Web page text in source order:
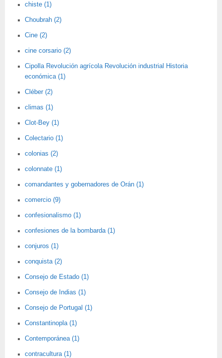
chiste (1)
Choubrah (2)
Cine (2)
cine corsario (2)
Cipolla Revolución agrícola Revolución industrial Historia
económica (1)
Cléber (2)
climas (1)
Clot-Bey (1)
Colectario (1)
colonias (2)
colonnate (1)
comandantes y gobernadores de Orán (1)
comercio (9)
confesionalismo (1)
confesiones de la bombarda (1)
conjuros (1)
conquista (2)
Consejo de Estado (1)
Consejo de Indias (1)
Consejo de Portugal (1)
Constantinopla (1)
Contemporánea (1)
contracultura (1)